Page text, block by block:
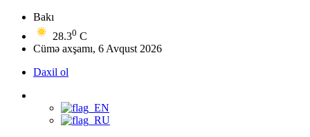
Bakı
28.30 C
Cümə axşamı, 6 Avqust 2026
Daxil ol